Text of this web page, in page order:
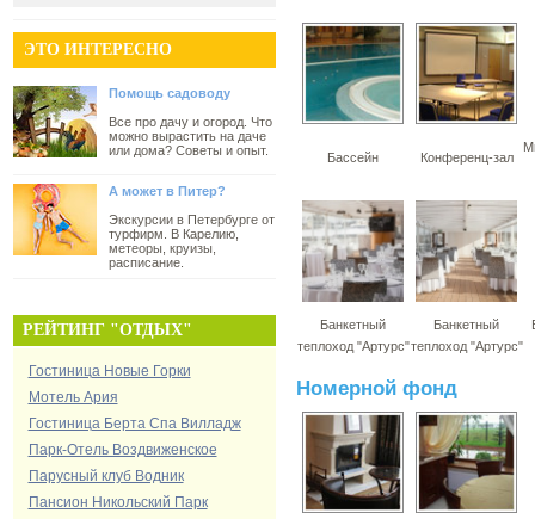
ЭТО ИНТЕРЕСНО
Помощь садоводу
Все про дачу и огород. Что
можно вырастить на даче
или дома? Советы и опыт.
А может в Питер?
Экскурсии в Петербурге от
турфирм. В Карелию,
метеоры, круизы,
расписание.
РЕЙТИНГ "ОТДЫХ"
Гостиница Новые Горки
Мотель Ария
Гостиница Берта Спа Вилладж
Парк-Отель Воздвиженское
Парусный клуб Водник
Пансион Никольский Парк
Бассейн Конференц-зал
Банкетный
теплоход "Артурс"
Банкетный
теплоход "Артурс"
Номерной фонд